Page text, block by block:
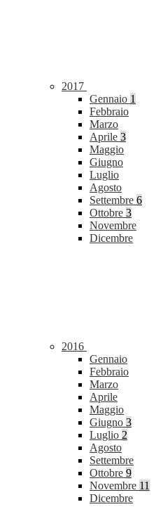
2017
Gennaio 1
Febbraio
Marzo
Aprile 3
Maggio
Giugno
Luglio
Agosto
Settembre 6
Ottobre 3
Novembre
Dicembre
2016
Gennaio
Febbraio
Marzo
Aprile
Maggio
Giugno 3
Luglio 2
Agosto
Settembre
Ottobre 9
Novembre 11
Dicembre